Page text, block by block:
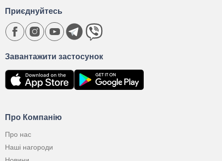
Про Компанію
Про нас
Наші нагороди
Завантажити застосунок
Приєднуйтесь